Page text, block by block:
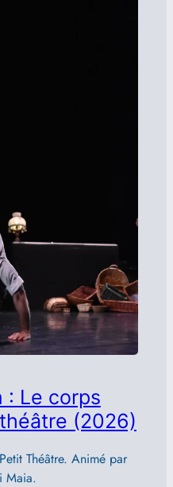
: Le corps
(2026)
Théâtre. Animé par
Maia.